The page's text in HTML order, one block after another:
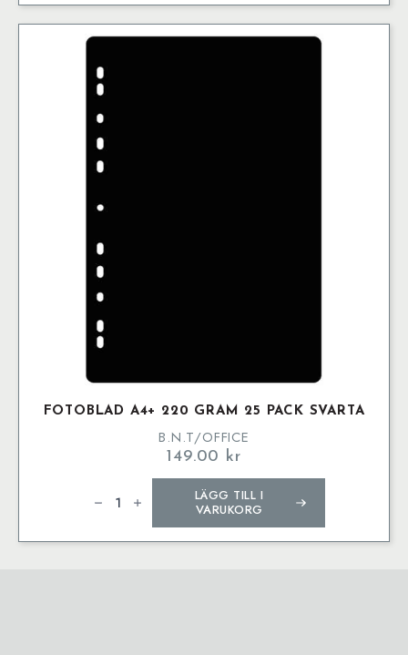
Pack
Vita
mängd
FOTOBLAD A4+ 220 GRAM 25 PACK SVARTA
B.N.T/OFFICE
149.00 kr
220
Pack
LÄGG TILL I
VARUKORG